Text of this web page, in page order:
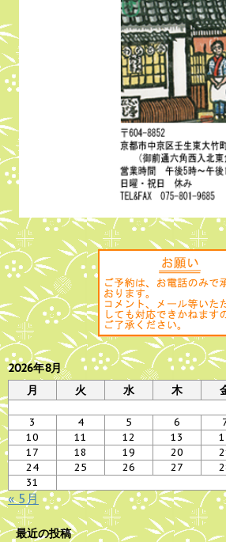
2026年8月
月
火 水 木
3
4 5 6
10
11 12 13
17
18 19 20
24
25 26 27
31
« 5月
最近の投稿